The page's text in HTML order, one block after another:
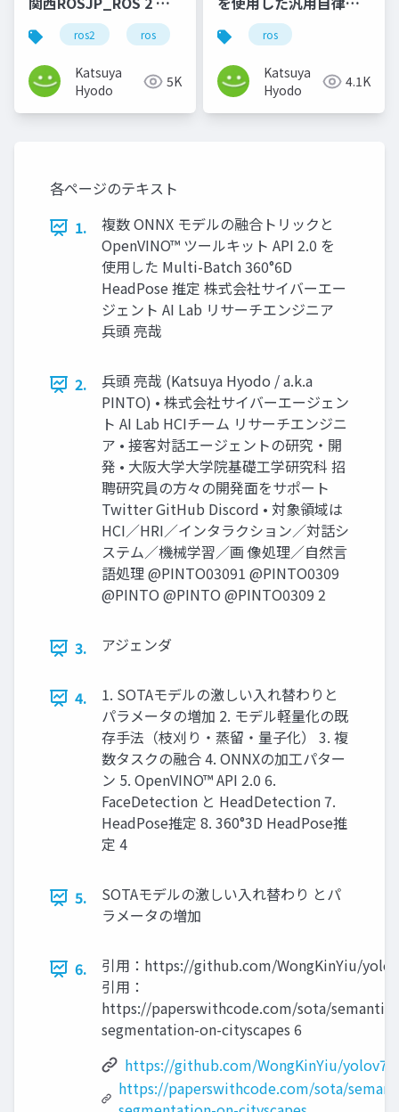
ギナー、デバッグツー
ル自作から初める_公開
用
ros2 ros python rosjp
Katsuya
Hyodo
5K
ージェントプラットフ
ォームの開発
ros
Katsuya
Hyodo
4.1K
各ページのテキスト
1.
複数 ONNX モデルの融合トリックと
OpenVINO™ ツールキット API 2.0 を
使用した Multi-Batch 360°6D
HeadPose 推定 株式会社サイバーエー
ジェント AI Lab リサーチエンジニア
兵頭 亮哉
2.
兵頭 亮哉 (Katsuya Hyodo / a.k.a
PINTO) • 株式会社サイバーエージェン
ト AI Lab HCIチーム リサーチエンジニ
ア • 接客対話エージェントの研究・開
発 • 大阪大学大学院基礎工学研究科 招
聘研究員の方々の開発面をサポート
Twitter GitHub Discord • 対象領域は
HCI／HRI／インタラクション／対話シ
ステム／機械学習／画 像処理／自然言
語処理 @PINTO03091 @PINTO0309
@PINTO @PINTO @PINTO0309 2
3. アジェンダ
4.
1. SOTAモデルの激しい入れ替わりと
パラメータの増加 2. モデル軽量化の既
存手法（枝刈り・蒸留・量子化） 3. 複
数タスクの融合 4. ONNXの加工パター
ン 5. OpenVINO™ API 2.0 6.
FaceDetection と HeadDetection 7.
HeadPose推定 8. 360°3D HeadPose推
定 4
5.
SOTAモデルの激しい入れ替わり とパ
ラメータの増加
6.
引用：https://github.com/WongKinYiu/
引用：
https://paperswithcode.com/sota/semantic-
segmentation-on-cityscapes 6
https://github.com/WongKinYiu/yolov7
https://paperswithcode.com/sota/